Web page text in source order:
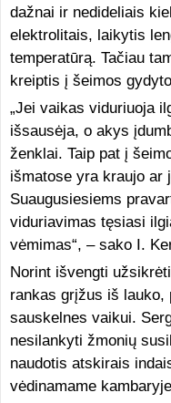
dažnai ir nedideliais
elektrolitais, laikytis
temperatūrą. Tačiau
kreiptis į šeimos
„Jei vaikas viduriuoja
išsausėja, o akys
ženklai. Taip pat į
išmatose yra kraujo ar
Suaugusiesiems
viduriavimas tęsiasi
vėmimas“, – sako I.
Norint išvengti
rankas grįžus iš lauko,
sauskelnes vaikui.
nesilankyti žmonių
naudotis atskirais
vėdinamame